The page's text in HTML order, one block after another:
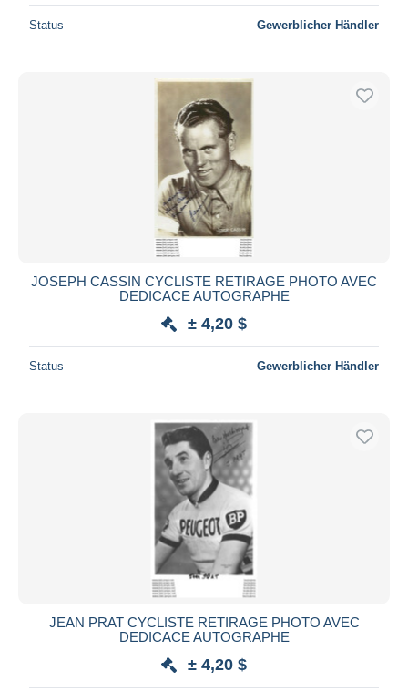
Status Gewerblicher Händler
JOSEPH CASSIN CYCLISTE RETIRAGE PHOTO AVEC
DEDICACE AUTOGRAPHE
± 4,20 $
Status Gewerblicher Händler
JEAN PRAT CYCLISTE RETIRAGE PHOTO AVEC
DEDICACE AUTOGRAPHE
± 4,20 $